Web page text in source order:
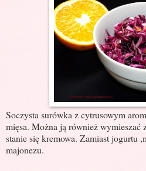
Soczysta surówka z cytrusowym
mięsa. Można ją również wymieszać
stanie się kremowa. Zamiast jogurtu
majonezu.